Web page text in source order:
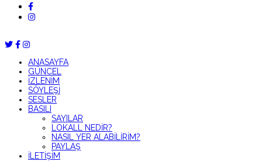
ANASAYFA
GÜNCEL
İZLENİM
SÖYLEŞİ
SESLER
BASILI
SAYILAR
LOKALL NEDİR?
NASIL YER ALABİLİRİM?
PAYLAŞ
İLETİŞİM